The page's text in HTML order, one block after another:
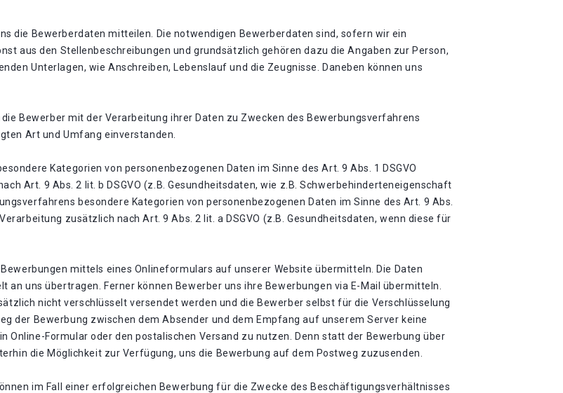
die Bewerberdaten mitteilen. Die notwendigen Bewerberdaten sind, sofern wir ein
aus den Stellenbeschreibungen und grundsätzlich gehören dazu die Angaben zur Person,
Unterlagen, wie Anschreiben, Lebenslauf und die Zeugnisse. Daneben können uns
Bewerber mit der Verarbeitung ihrer Daten zu Zwecken des Bewerbungsverfahrens
Art und Umfang einverstanden.
Kategorien von personenbezogenen Daten im Sinne des Art. 9 Abs. 1 DSGVO
Art. 9 Abs. 2 lit. b DSGVO (z.B. Gesundheitsdaten, wie z.B. Schwerbehinderteneigenschaft
besondere Kategorien von personenbezogenen Daten im Sinne des Art. 9 Abs.
zusätzlich nach Art. 9 Abs. 2 lit. a DSGVO (z.B. Gesundheitsdaten, wenn diese für
mittels eines Onlineformulars auf unserer Website übermitteln. Die Daten
uns übertragen. Ferner können Bewerber uns ihre Bewerbungen via E-Mail übermitteln.
nicht verschlüsselt versendet werden und die Bewerber selbst für die Verschlüsselung
der Bewerbung zwischen dem Absender und dem Empfang auf unserem Server keine
Formular oder den postalischen Versand zu nutzen. Denn statt der Bewerbung über
die Möglichkeit zur Verfügung, uns die Bewerbung auf dem Postweg zuzusenden.
im Fall einer erfolgreichen Bewerbung für die Zwecke des Beschäftigungsverhältnisses